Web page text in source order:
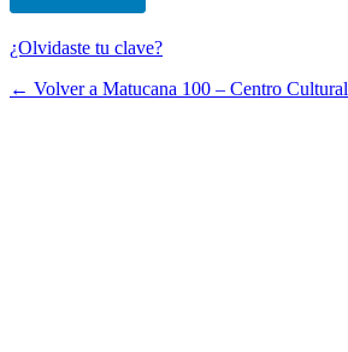
¿Olvidaste tu clave?
← Volver a Matucana 100 – Centro Cultural